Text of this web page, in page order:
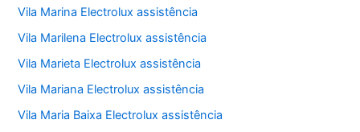
Vila Marina Electrolux assistência
Vila Marilena Electrolux assistência
Vila Marieta Electrolux assistência
Vila Mariana Electrolux assistência
Vila Maria Baixa Electrolux assistência